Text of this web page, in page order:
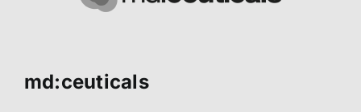
md:ceuticals